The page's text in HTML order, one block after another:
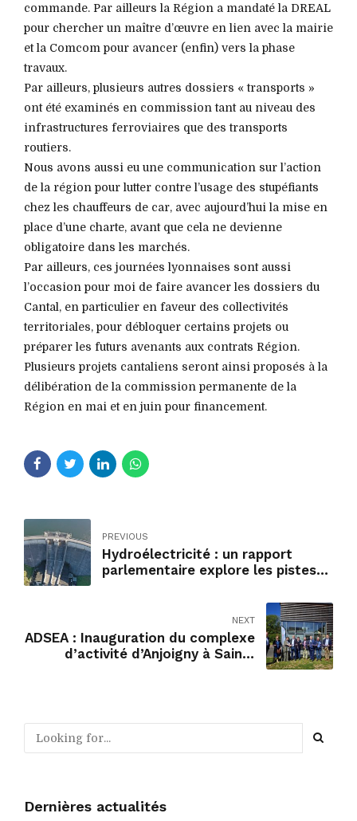
commande. Par ailleurs la Région a mandaté la DREAL
pour chercher un maître d’œuvre en lien avec la mairie
et la Comcom pour avancer (enfin) vers la phase
travaux.
Par ailleurs, plusieurs autres dossiers « transports »
ont été examinés en commission tant au niveau des
infrastructures ferroviaires que des transports
routiers.
Nous avons aussi eu une communication sur l’action
de la région pour lutter contre l’usage des stupéfiants
chez les chauffeurs de car, avec aujourd’hui la mise en
place d’une charte, avant que cela ne devienne
obligatoire dans les marchés.
Par ailleurs, ces journées lyonnaises sont aussi
l’occasion pour moi de faire avancer les dossiers du
Cantal, en particulier en faveur des collectivités
territoriales, pour débloquer certains projets ou
préparer les futurs avenants aux contrats Région.
Plusieurs projets cantaliens seront ainsi proposés à la
délibération de la commission permanente de la
Région en mai et en juin pour financement.
PREVIOUS
Hydroélectricité : un rapport
parlementaire explore les pistes
NEXT
ADSEA : Inauguration du complexe
d’activité d’Anjoigny à Saint-
Dernières actualités